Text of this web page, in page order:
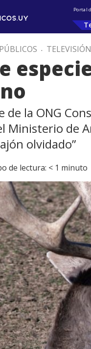
Portal
. TELEVISIÓN
la ONG
Ministerio de
olvidado”
de lectura: < 1 minuto